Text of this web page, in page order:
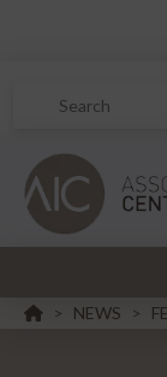
Search
HOME
> NEWS >